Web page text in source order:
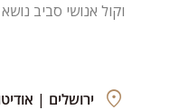
ירושלים |